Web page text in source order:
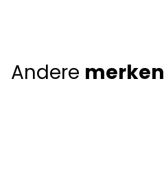
Andere merken